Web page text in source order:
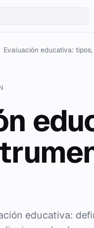
Evaluación educativa:
educativa: